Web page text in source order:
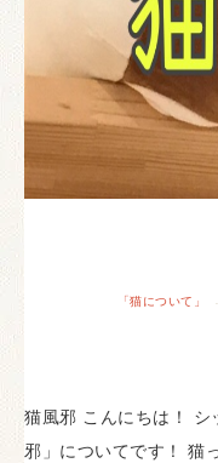
「猫について」 ·
猫風邪 こんにちは！
邪」についてです！ 猫